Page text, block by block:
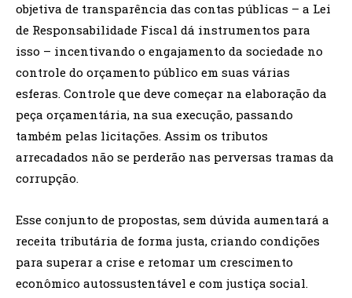
objetiva de transparência das contas públicas – a Lei
de Responsabilidade Fiscal dá instrumentos para
isso – incentivando o engajamento da sociedade no
controle do orçamento público em suas várias
esferas. Controle que deve começar na elaboração da
peça orçamentária, na sua execução, passando
também pelas licitações. Assim os tributos
arrecadados não se perderão nas perversas tramas da
corrupção.
Esse conjunto de propostas, sem dúvida aumentará a
receita tributária de forma justa, criando condições
para superar a crise e retomar um crescimento
econômico autossustentável e com justiça social.